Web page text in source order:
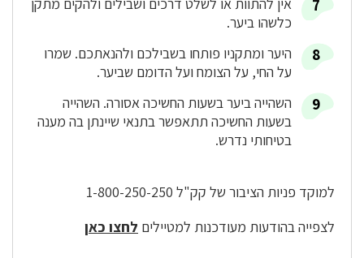
כלשהו ביער.
היער ומתקניו פותחו בשבילכם ולהנאתכם. שמרו
על החי, על הצומח ועל הדומם שביער.
השהייה ביער בשעות החשיכה אסורה. השהייה
בשעות החשיכה תתאפשר בתנאי שיינתן בה מענה
בטיחותי נדרש.
למוקד פניות הציבור של קק"ל 1-800-250-250
לצפייה בהודעות מעודכנות למטיילים לחצו כאן